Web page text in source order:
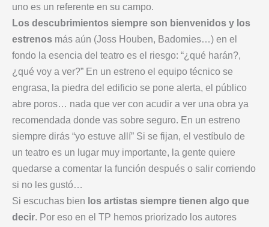
uno es un referente en su campo.
Los descubrimientos siempre son bienvenidos y los
estrenos más aún (Joss Houben, Badomies…) en el
fondo la esencia del teatro es el riesgo: “¿qué harán?,
¿qué voy a ver?” En un estreno el equipo técnico se
engrasa, la piedra del edificio se pone alerta, el público
abre poros… nada que ver con acudir a ver una obra ya
recomendada donde vas sobre seguro. En un estreno
siempre dirás “yo estuve allí” Si se fijan, el vestíbulo de
un teatro es un lugar muy importante, la gente quiere
quedarse a comentar la función después o salir corriendo
si no les gustó…
Si escuchas bien los artistas siempre tienen algo que
decir. Por eso en el TP hemos priorizado los autores